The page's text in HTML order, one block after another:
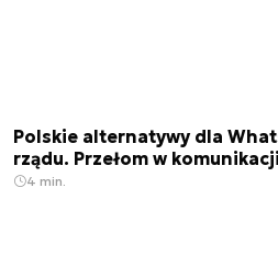
Polskie alternatywy dla
rządu. Przełom w
4 min.